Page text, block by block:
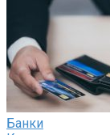
Банки